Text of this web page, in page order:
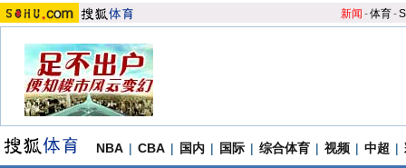
新闻 -体育-S
NBA | CBA | 国内 | 国际 | 综合体育 | 视频 | 中超 |